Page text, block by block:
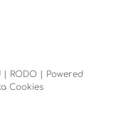
| RODO | Powered
Cookies